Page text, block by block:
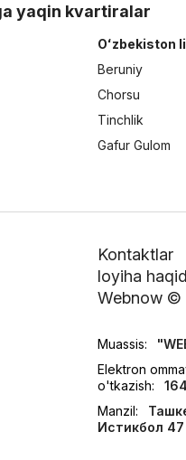
yaqin kvartiralar
Oʻzbekiston
Beruniy
Chorsu
Tinchlik
Gafur Gulom
Kontaktlar
loyiha
Webnow ©
Muassis:
Elektron
o'tkazish:
Manzil:
Истикбол 47